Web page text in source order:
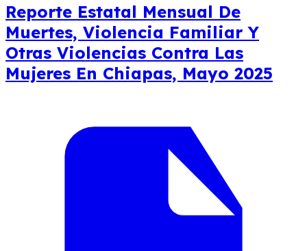
Reporte Estatal Mensual De
Muertes, Violencia Familiar Y
Otras Violencias Contra Las
Mujeres En Chiapas, Mayo 2025